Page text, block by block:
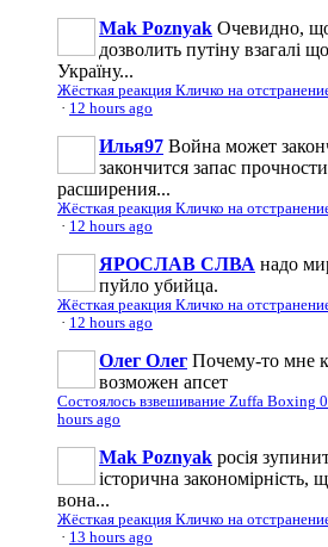
Mak Poznyak Очевидно, що
дозволить путіну взагалі
Україну...
Жёсткая реакция Кличко на
· 12 hours ago
Илья97 Война может
закончится запас
расширения...
Жёсткая реакция Кличко на
· 12 hours ago
ЯРОСЛАВ СЛВА надо
пуйло убийца.
Жёсткая реакция Кличко на
· 12 hours ago
Олег Олег Почему-то мне
возможен апсет
Состоялось взвешивание Zuffa Boxing
hours ago
Mak Poznyak росія
історична закономірність,
вона...
Жёсткая реакция Кличко на
· 13 hours ago